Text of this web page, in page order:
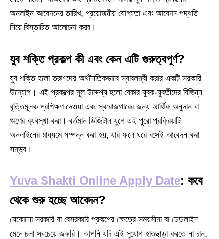
অনলাইন আবেদনের তারিখ, প্রয়োজনীয় যোগ্যতা এবং আবেদন পদ্ধতি
নিয়ে বিস্তারিত আলোচনা করব।
যুব শক্তি প্রকল্প কী এবং কেন এটি গুরুত্বপূর্ণ?
যুব শক্তি হলো তরুণদের অর্থনৈতিকভাবে স্বাবলম্বী করার একটি সরকারি
উদ্যোগ। এই প্রকল্পের মূল উদ্দেশ্য হলো বেকার যুবক-যুবতীদের বিভিন্ন
বৃত্তিমূলক প্রশিক্ষণ দেওয়া এবং স্বরোজগারের জন্য আর্থিক অনুদান বা
ঋণের ব্যবস্থা করা। বর্তমান ডিজিটাল যুগে এই পুরো প্রক্রিয়াটি
অনলাইনের মাধ্যমে সম্পন্ন করা হয়, যার ফলে ঘরে বসেই আবেদন করা
সম্ভব।
Yuva Shakti Online Apply Date: কবে
থেকে শুরু হচ্ছে আবেদন?
যেকোনো সরকারি বা বেসরকারি প্রকল্পের ক্ষেত্রে সময়সীমা বা ডেডলাইন
মেনে চলা সবচেয়ে জরুরি। আপনি যদি এই সুযোগ হাতছাড়া করতে না চান,